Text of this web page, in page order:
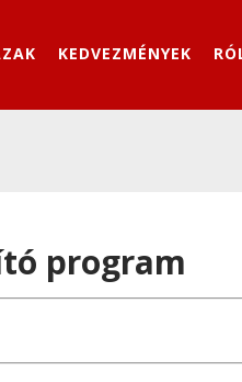
KEDVEZMÉNYEK
program